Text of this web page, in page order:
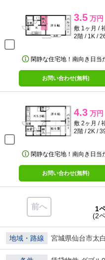
3.5 万円
敷 1ヶ月 /
2階 / 1K /
閑静な住宅地！南向き日
お問い合わせ(無料)
4.3 万円
敷 2ヶ月 /
2階 / 2K /
閑静な住宅地！南向き日
お問い合わせ(無料)
前へ
1
(2
地域・路線 宮城県仙台市太